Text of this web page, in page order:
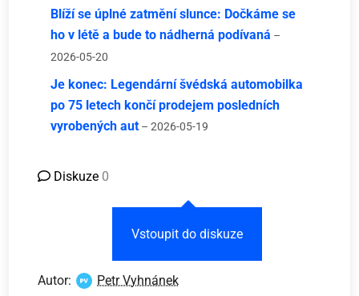
Blíží se úplné zatmění slunce: Dočkáme se
ho v létě a bude to nádherná podívaná –
2026-05-20
Je konec: Legendární švédská automobilka
po 75 letech končí prodejem posledních
vyrobených aut – 2026-05-19
Diskuze 0
Vstoupit do diskuze
Autor: Petr Vyhnánek